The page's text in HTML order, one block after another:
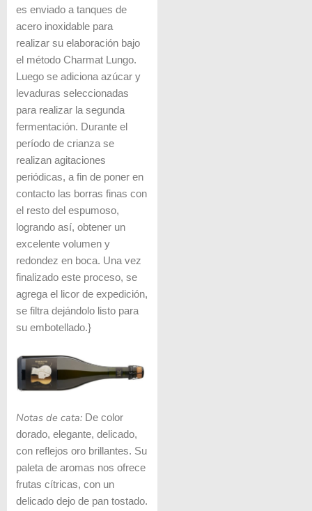
es enviado a tanques de
acero inoxidable para
realizar su elaboración bajo
el método Charmat Lungo.
Luego se adiciona azúcar y
levaduras seleccionadas
para realizar la segunda
fermentación. Durante el
período de crianza se
realizan agitaciones
periódicas, a fin de poner en
contacto las borras finas con
el resto del espumoso,
logrando así, obtener un
excelente volumen y
redondez en boca. Una vez
finalizado este proceso, se
agrega el licor de expedición,
se filtra dejándolo listo para
su embotellado.}
Notas de cata:De color
dorado, elegante, delicado,
con reflejos oro brillantes. Su
paleta de aromas nos ofrece
frutas cítricas, con un
delicado dejo de pan tostado.